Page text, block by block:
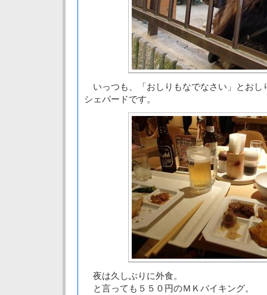
いっつも、「おしりもなでなさい」とおし
シェパードです。
夜は久しぶりに外食。
と言っても５５０円のＭＫバイキング。